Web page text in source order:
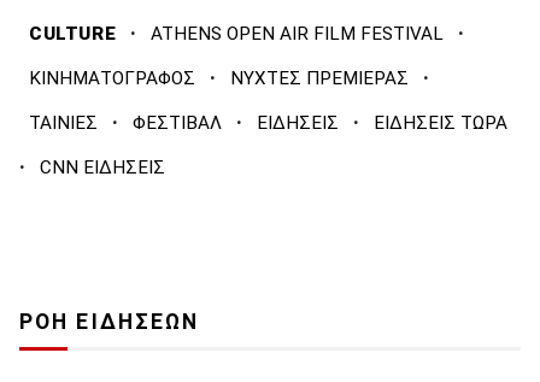
CULTURE · ATHENS OPEN AIR FILM FESTIVAL ·
ΚΙΝΗΜΑΤΟΓΡΑΦΟΣ · ΝΥΧΤΕΣ ΠΡΕΜΙΕΡΑΣ ·
ΤΑΙΝΙΕΣ · ΦΕΣΤΙΒΑΛ · ΕΙΔΗΣΕΙΣ · ΕΙΔΗΣΕΙΣ ΤΩΡΑ
· CNN ΕΙΔΗΣΕΙΣ
ΡΟΗ ΕΙΔΗΣΕΩΝ